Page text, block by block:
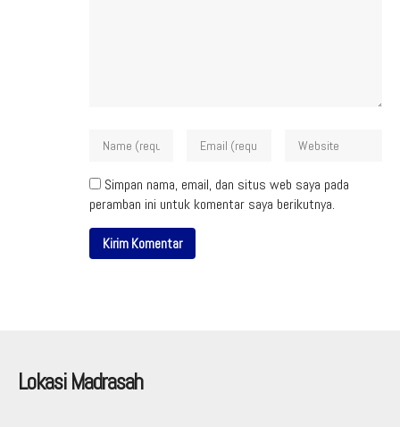
Simpan nama, email, dan situs web saya pada
peramban ini untuk komentar saya berikutnya.
Lokasi Madrasah